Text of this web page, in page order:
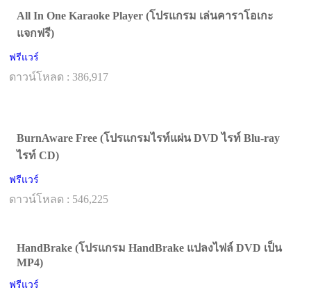
All In One Karaoke Player (โปรแกรม เล่นคาราโอเกะ
แจกฟรี)
ฟรีแวร์
ดาวน์โหลด : 386,917
BurnAware Free (โปรแกรมไรท์แผ่น DVD ไรท์ Blu-ray
ไรท์ CD)
ฟรีแวร์
ดาวน์โหลด : 546,225
HandBrake (โปรแกรม HandBrake แปลงไฟล์ DVD เป็น
MP4)
ฟรีแวร์